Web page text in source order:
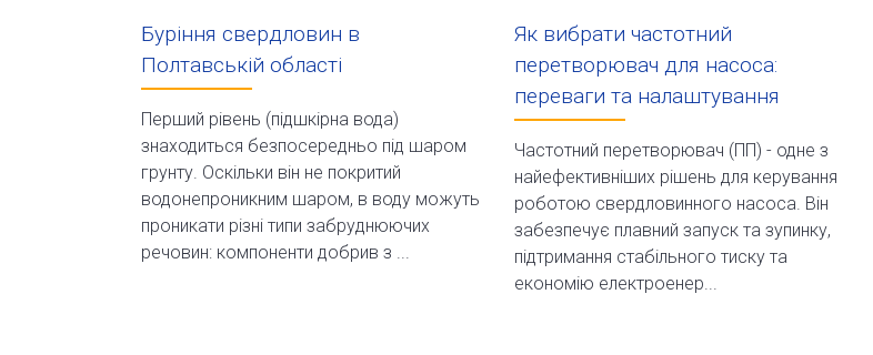
Буріння свердловин в
Полтавській області
Перший рівень (підшкірна вода)
знаходиться безпосередньо під шаром
грунту. Оскільки він не покритий
водонепроникним шаром, в воду можуть
проникати різні типи забруднюючих
речовин: компоненти добрив з ...
Як вибрати частотний
перетворювач для насоса:
переваги та налаштування
Частотний перетворювач (ПП) - одне з
найефективніших рішень для керування
роботою свердловинного насоса. Він
забезпечує плавний запуск та зупинку,
підтримання стабільного тиску та
економію електроенер...